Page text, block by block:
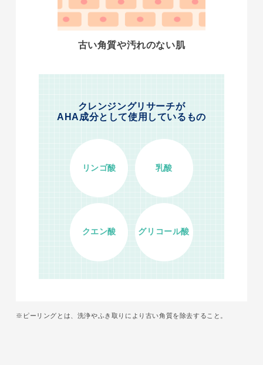
古い角質や汚れのない肌
クレンジングリサーチが
AHA成分として使用しているもの
リンゴ酸 乳酸
クエン酸 グリコール酸
※ピーリングとは、洗浄やふき取りにより古い角質を除去すること。